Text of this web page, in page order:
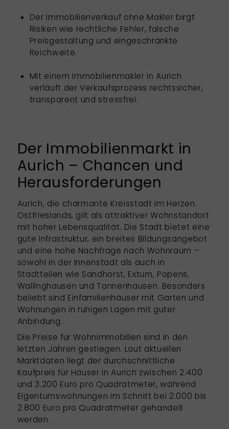
Der Immobilienverkauf ohne Makler birgt
Risiken wie rechtliche Fehler, falsche
Preisgestaltung und eingeschränkte
Reichweite.
Mit einem Immobilienmakler in Aurich
verläuft der Verkaufsprozess rechtssicher,
transparent und stressfrei.
Der Immobilienmarkt in
Aurich – Chancen und
Herausforderungen
Aurich, die charmante Kreisstadt im Herzen
Ostfrieslands, gilt als attraktiver Wohnstandort
mit hoher Lebensqualität. Die Stadt bietet eine
gute Infrastruktur, ein breites Bildungsangebot
und eine hohe Nachfrage nach Wohnraum –
sowohl in der Innenstadt als auch in
Stadtteilen wie Sandhorst, Extum, Popens,
Wallinghausen und Tannenhausen. Besonders
beliebt sind Einfamilienhäuser mit Garten und
Wohnungen in ruhigen Lagen mit guter
Anbindung.
Die Preise für Wohnimmobilien sind in den
letzten Jahren gestiegen. Laut aktuellen
Marktdaten liegt der durchschnittliche
Kaufpreis für Häuser in Aurich zwischen 2.400
und 3.200 Euro pro Quadratmeter, während
Eigentumswohnungen im Schnitt bei 2.000 bis
2.800 Euro pro Quadratmeter gehandelt
werden.